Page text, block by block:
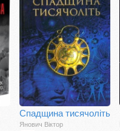
Спадщина тисячоліть
Янович Віктор